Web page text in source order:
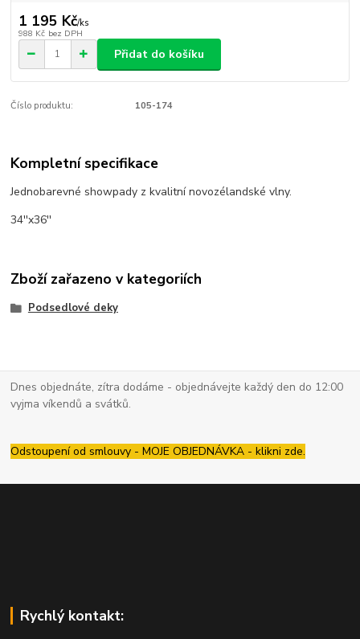
1 195 Kč/ks
988 Kč bez DPH
Přidat do košíku
Číslo produktu: 105-174
Kompletní specifikace
Jednobarevné showpady z kvalitní novozélandské vlny.
34''x36''
Zboží zařazeno v kategoriích
Podsedlové deky
Dnes objednáte, zítra dodáme - objednávejte každý den do 12:00
vyjma víkendů a svátků.
Odstoupení od smlouvy - MOJE OBJEDNÁVKA - klikni zde.
Rychlý kontakt: